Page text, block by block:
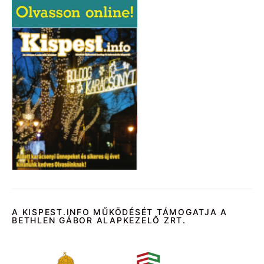
A KISPEST.INFO MŰKÖDÉSÉT TÁMOGATJA A
BETHLEN GÁBOR ALAPKEZELŐ ZRT.